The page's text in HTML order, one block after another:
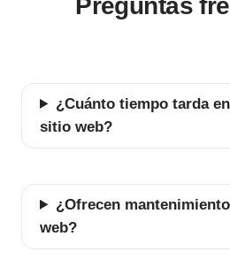
Preguntas
¿Cuánto tiempo tarda
sitio web?
¿Ofrecen
web?